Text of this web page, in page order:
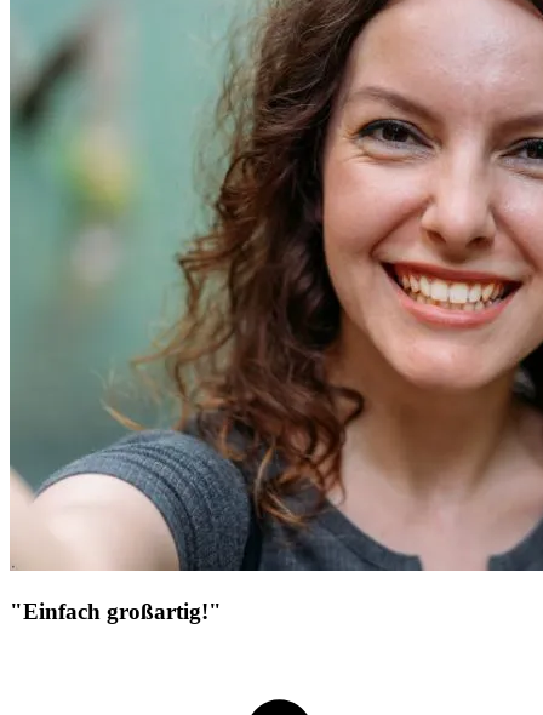
"Einfach großartig!"